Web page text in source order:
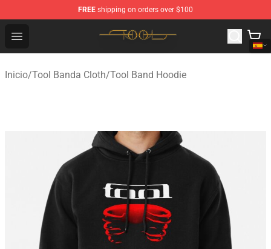
FREE shipping on orders over $100
Open menu
Tool Store - Official Tool Merchandise Shop
Inicio/Tool Banda Cloth/Tool Band Hoodie